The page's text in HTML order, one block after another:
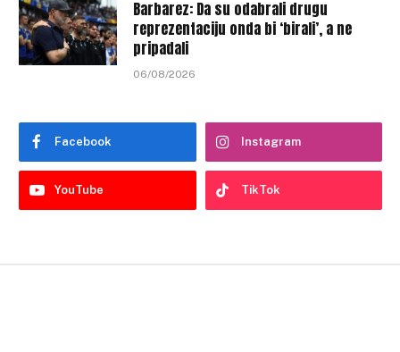
Barbarez: Da su odabrali drugu
reprezentaciju onda bi ‘birali’, a ne
pripadali
06/08/2026
Facebook Instagram
YouTube TikTok